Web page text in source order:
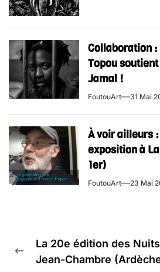
Collaboration
Topou
Jamal !
FoutouArt 31 Mai
À voir ailleurs
exposition à
1er)
FoutouArt 23 Mai
La 20e édition des
Jean-Chambre